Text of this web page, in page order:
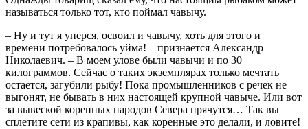
называться только тот, кто поймал чавычу.
– Ну и тут я уперся, освоил и чавычу, хоть для этого и
времени потребовалось уйма! – признается Александр
Николаевич. – В моем улове были чавычи и по 30
килограммов. Сейчас о таких экземплярах только мечтать
остается, загубили рыбу! Пока промышленников с речек не
выгонят, не бывать в них настоящей крупной чавыче. Или вот
за вывеской коренных народов Севера прячутся… Так вы
сплетите сети из крапивы, как коренные это делали, и ловите!